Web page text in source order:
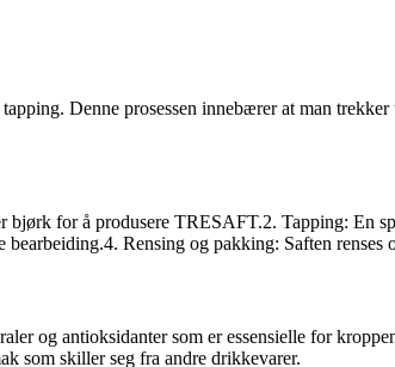
Denne prosessen innebærer at man
for å produsere TRESAFT.2. Tapping: En
Rensing og pakking: Saften
og antioksidanter som er essensielle for
som skiller seg fra andre drikkevarer.